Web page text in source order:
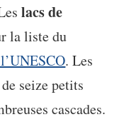
lacs de
la liste du
. Les
seize petits
cascades.